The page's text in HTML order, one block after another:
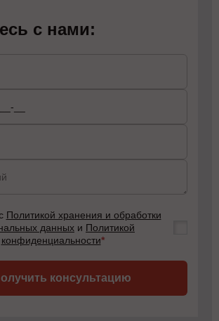
с нами:
Политикой хранения и обработки
данных и Политикой
конфиденциальности*
консультацию